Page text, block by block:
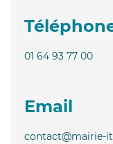
01 64 93 77 00
Email
contact@mairie-